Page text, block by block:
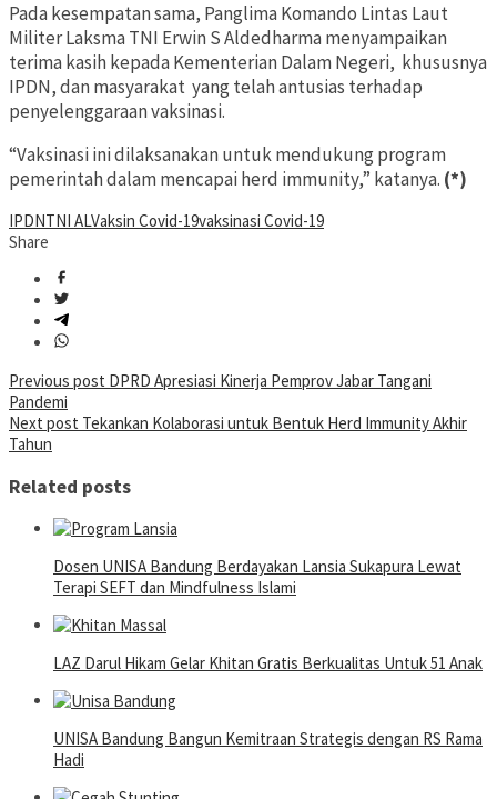
Pada kesempatan sama, Panglima Komando Lintas Laut
Militer Laksma TNI Erwin S Aldedharma menyampaikan
terima kasih kepada Kementerian Dalam Negeri, khususnya
IPDN, dan masyarakat yang telah antusias terhadap
penyelenggaraan vaksinasi.
“Vaksinasi ini dilaksanakan untuk mendukung program
pemerintah dalam mencapai herd immunity,” katanya. (*)
IPDNTNI ALVaksin Covid-19vaksinasi Covid-19
Share
Post
navigation
Previous post DPRD Apresiasi Kinerja Pemprov Jabar Tangani
Pandemi
Next post Tekankan Kolaborasi untuk Bentuk Herd Immunity Akhir
Tahun
Related posts
Dosen UNISA Bandung Berdayakan Lansia Sukapura Lewat
Terapi SEFT dan Mindfulness Islami
LAZ Darul Hikam Gelar Khitan Gratis Berkualitas Untuk 51 Anak
UNISA Bandung Bangun Kemitraan Strategis dengan RS Rama
Hadi